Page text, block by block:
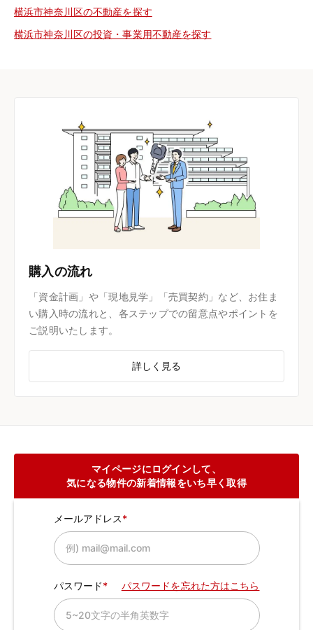
横浜市神奈川区の不動産を探す
横浜市神奈川区の投資・事業用不動産を探す
購入の流れ
「資金計画」や「現地見学」「売買契約」など、お住ま
い購入時の流れと、各ステップでの留意点やポイントを
ご説明いたします。
詳しく見る
マイページにログインして、
気になる物件の新着情報をいち早く取得
メールアドレス
パスワード パスワードを忘れた方はこちら